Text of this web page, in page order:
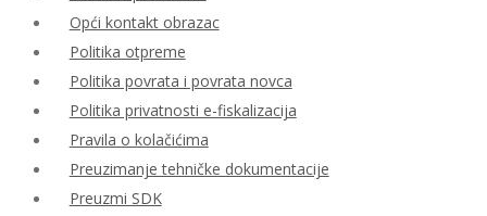
Opći kontakt obrazac
Politika otpreme
Politika povrata i povrata novca
Politika privatnosti e-fiskalizacija
Pravila o kolačićima
Preuzimanje tehničke dokumentacije
Preuzmi SDK